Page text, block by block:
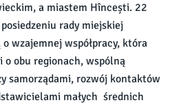
a miastem Hîncești. 22
rady miejskiej
wzajemnej współpracy, która
obu regionach, wspólną
samorządami, rozwój kontaktów
małych średnich